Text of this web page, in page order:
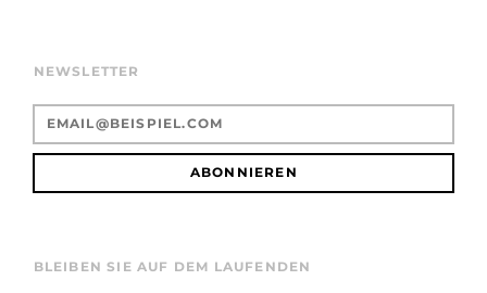
NEWSLETTER
ABONNIEREN
BLEIBEN SIE AUF DEM LAUFENDEN